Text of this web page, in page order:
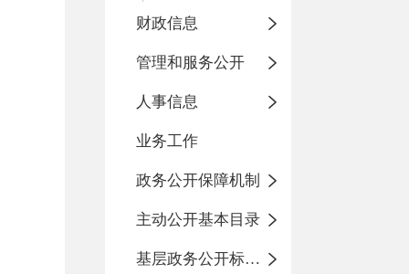
财政信息
管理和服务公开
人事信息
业务工作
政务公开保障机制
主动公开基本目录
基层政务公开标准化目录